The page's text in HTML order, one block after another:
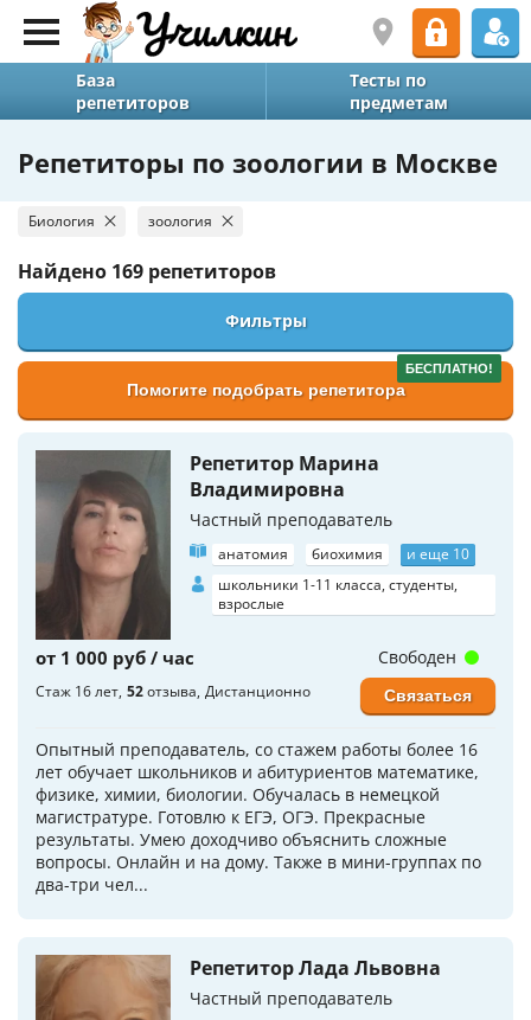
База
репетиторов
Тесты по
предметам
Репетиторы по зоологии в Москве
Биология зоология
Найдено 169 репетиторов
Фильтры
БЕСПЛАТНО!
Помогите подобрать репетитора
Репетитор Марина
Владимировна
Частный преподаватель
анатомия биохимия
и еще 10
школьники 1-11 класса, студенты,
взрослые
от 1 000 руб / час
Стаж 16 лет 52отзыва Дистанционно
Опытный преподаватель, со стажем работы более 16
лет обучает школьников и абитуриентов математике,
физике, химии, биологии. Обучалась в немецкой
магистратуре. Готовлю к ЕГЭ, ОГЭ. Прекрасные
результаты. Умею доходчиво объяснить сложные
вопросы. Онлайн и на дому. Также в мини-группах по
два-три чел...
Свободен
Связаться
Репетитор Лада Львовна
Частный преподаватель